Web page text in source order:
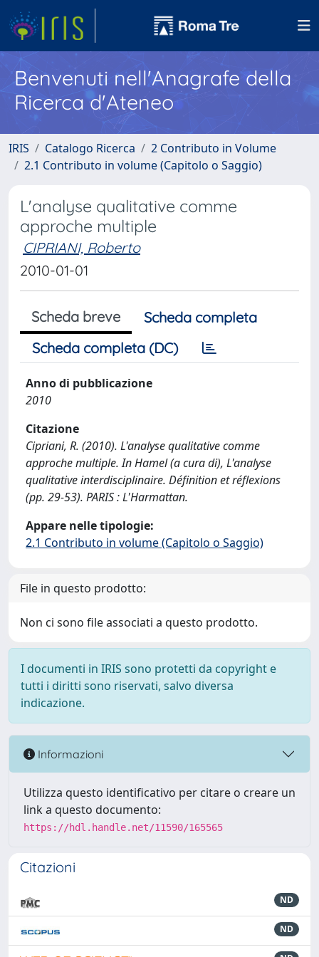
Benvenuti nell'Anagrafe della
Ricerca d'Ateneo
IRIS Catalogo Ricerca
2 Contributo in Volume
2.1 Contributo in volume (Capitolo o Saggio)
L'analyse qualitative comme
approche multiple
CIPRIANI, Roberto
2010-01-01
Scheda breve
Scheda completa
Scheda completa (DC)
Anno di pubblicazione
2010
Citazione
Cipriani, R. (2010). L'analyse qualitative comme
approche multiple. In Hamel (a cura di), L'analyse
qualitative interdisciplinaire. Définition et réflexions
(pp. 29-53). PARIS : L'Harmattan.
Appare nelle tipologie:
2.1 Contributo in volume (Capitolo o Saggio)
File in questo prodotto:
Non ci sono file associati a questo prodotto.
I documenti in IRIS sono protetti da copyright e
tutti i diritti sono riservati, salvo diversa
indicazione.
Informazioni
Utilizza questo identificativo per citare o creare un
link a questo documento:
https://hdl.handle.net/11590/165565
Citazioni
ND
ND